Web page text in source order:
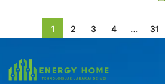
1 2 3 4 … 31